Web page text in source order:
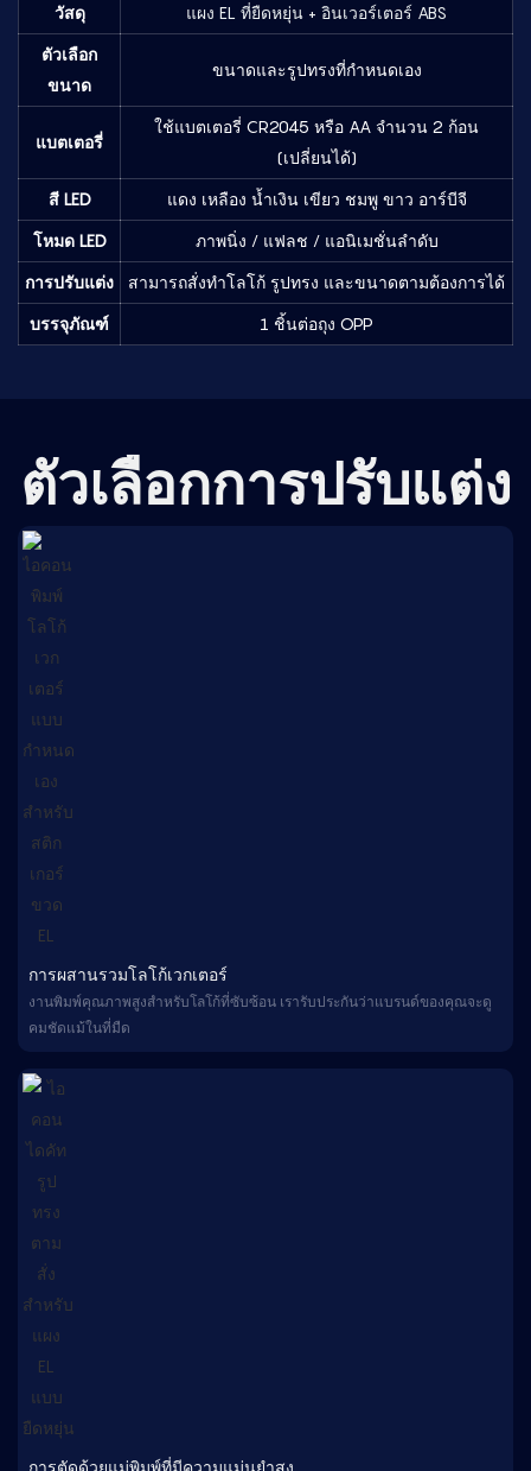
วัสดุ แผง EL ที่ยืดหยุ่น + อินเวอร์เตอร์ ABS
ตัวเลือก
ขนาด
ขนาดและรูปทรงที่กำหนดเอง
แบตเตอรี่
ใช้แบตเตอรี่ CR2045 หรือ AA จำนวน 2 ก้อน
(เปลี่ยนได้)
สี LED แดง เหลือง น้ำเงิน เขียว ชมพู ขาว อาร์บีจี
โหมด LED ภาพนิ่ง / แฟลช / แอนิเมชั่นลำดับ
การปรับแต่ง สามารถสั่งทำโลโก้ รูปทรง และขนาดตามต้องการได้
บรรจุภัณฑ์ 1 ชิ้นต่อถุง OPP
ตัวเลือกการปรับแต่ง
การผสานรวมโลโก้เวกเตอร์
งานพิมพ์คุณภาพสูงสำหรับโลโก้ที่ซับซ้อน เรารับประกันว่าแบรนด์ของคุณจะดู
คมชัดแม้ในที่มืด